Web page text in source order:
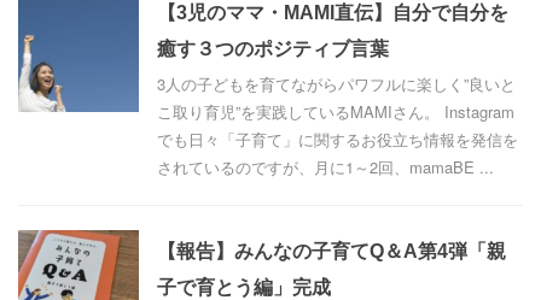
【3児のママ・MAMI直伝】自分で自分を
癒す３つのポジティブ言葉
3人の子どもを育てながらパワフルに楽しく”良いと
こ取り育児”を実践しているMAMIさん。 Instagram
でも日々「子育て」に関するお役立ち情報を発信を
されているのですが、月に1～2回、mamaBE ...
【報告】みんなの子育てQ＆A第4弾「親
子で育とう編」完成